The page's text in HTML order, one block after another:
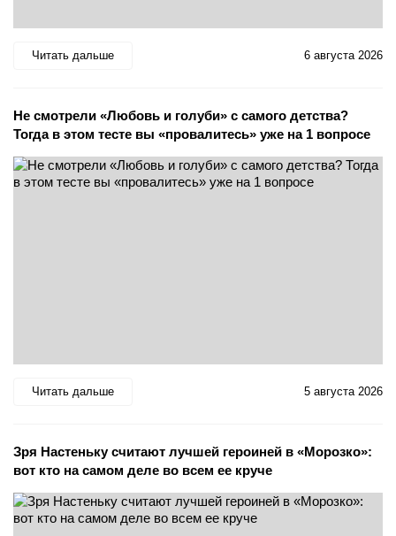
Читать дальше 6 августа 2026
Не смотрели «Любовь и голуби» с самого детства?
Тогда в этом тесте вы «провалитесь» уже на 1 вопросе
Читать дальше 5 августа 2026
Зря Настеньку считают лучшей героиней в «Морозко»:
вот кто на самом деле во всем ее круче